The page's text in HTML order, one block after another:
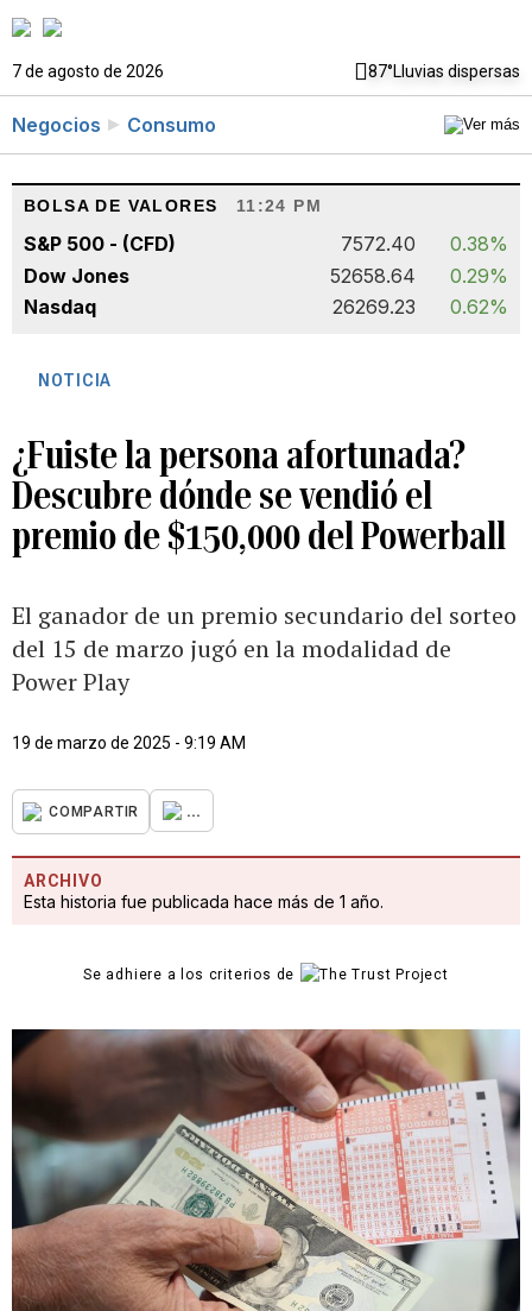
7 de agosto de 2026 87°Lluvias dispersas
Negocios Consumo
BOLSA DE VALORES 11:24 PM
S&P 500 - (CFD) 7572.40
0.38%
Dow Jones
52658.64
0.29%
Nasdaq
26269.23 0.62%
NOTICIA
¿Fuiste la persona afortunada?
Descubre dónde se vendió el
premio de $150,000 del Powerball
El ganador de un premio secundario del sorteo
del 15 de marzo jugó en la modalidad de
Power Play
19 de marzo de 2025 - 9:19 AM
COMPARTIR ...
ARCHIVO
Esta historia fue publicada hace más de 1 año.
Se adhiere a los criterios de